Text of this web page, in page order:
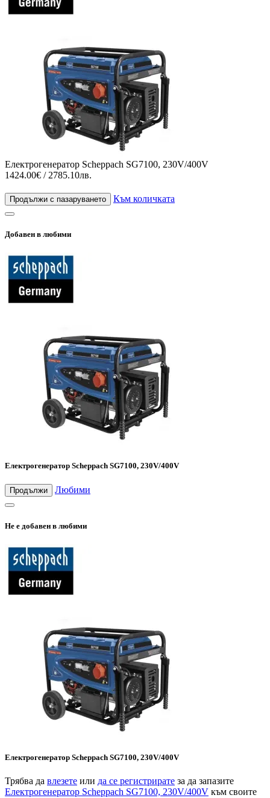
Електрогенератор Scheppach SG7100, 230V/400V
1424.00€ / 2785.10лв.
Продължи с пазаруването Към количката
Добавен в любими
Електрогенератор Scheppach SG7100, 230V/400V
Продължи Любими
Не е добавен в любими
Електрогенератор Scheppach SG7100, 230V/400V
Трябва да влезете или да се регистрирате за да запазите
Електрогенератор Scheppach SG7100, 230V/400V към своите